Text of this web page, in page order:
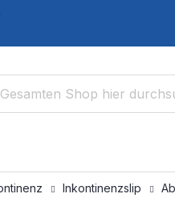
Inkontinenzslip